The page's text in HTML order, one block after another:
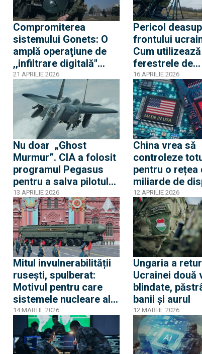
Compromiterea
sistemului Gonets: O
amplă operaţiune de
,,infiltrare digitală''
demolează mitul
„Starlink-ului rusesc”
și expune
vulnerabilitățile
infrastructurii spațiale
a Rusie
21 APRILIE 2026
Pericol
frontului
Cum
ferestrele de
comunicare
Rassvet
dronele în
de bruiaj
16 APRILIE 2026
Nu doar „Ghost
Murmur”. CIA a folosit
programul Pegasus
pentru a salva pilotul
avionului F-15 doborât
în Iran
13 APRILIE 2026
China vrea să
controleze
pentru o rețea
miliarde de
12 APRILIE 2026
Mitul invulnerabilității
rusești, spulberat:
Motivul pentru care
sistemele nucleare ale
Federației Ruse sunt
compromise direct de
breșele de securitate
cibernetică
14 MARTIE 2026
Ungaria a
Ucrainei două
blindate,
banii și aurul
12 MARTIE 2026